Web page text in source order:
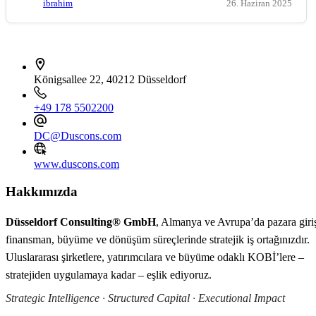
ibrahim 26. Haziran 2025
Königsallee 22, 40212 Düsseldorf
+49 178 5502200
DC@Duscons.com
www.duscons.com
Hakkımızda
Düsseldorf Consulting® GmbH, Almanya ve Avrupa’da pazara
finansman, büyüme ve dönüşüm süreçlerinde stratejik iş ortağınızdır.
Uluslararası şirketlere, yatırımcılara ve büyüme odaklı KOBİ’lere –
stratejiden uygulamaya kadar – eşlik ediyoruz.
Strategic Intelligence · Structured Capital · Executional Impact